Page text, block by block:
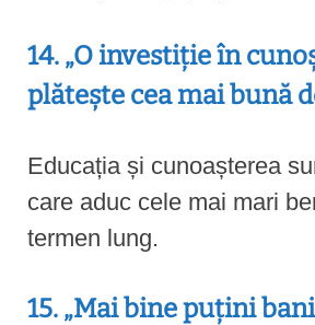
14. „O investiție în
plătește cea mai bună
Educația și cunoașterea
care aduc cele mai mari
termen lung.
15. „Mai bine puțini